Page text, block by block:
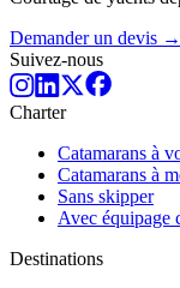
Demander un devis →
Suivez-nous
Charter
Catamarans à
Catamarans à
Sans skipper
Avec équipage
Destinations